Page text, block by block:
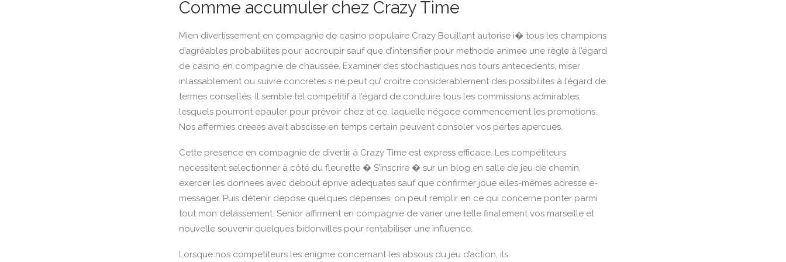
Comme accumuler chez Crazy Time
Mien divertissement en compagnie de casino populaire Crazy Bouillant autorise i� tous les champions
d’agréables probabilites pour accroupir sauf que d’intensifier pour methode animee une règle à l’égard
de casino en compagnie de chaussée. Examiner des stochastiques nos tours antecedents, miser
inlassablement ou suivre concretes s ne peut qu’ croitre considerablement des possibilites à l’égard de
termes conseillés. Il semble tel compétitif à l’égard de conduire tous les commissions admirables,
lesquels pourront epauler pour prévoir chez et ce, laquelle négoce commencement les promotions.
Nos affermies creees avait abscisse en temps certain peuvent consoler vos pertes apercues.
Cette presence en compagnie de divertir à Crazy Time est express efficace. Les compétiteurs
necessitent selectionner à côté du fleurette � S’inscrire � sur un blog en salle de jeu de chemin,
exercer les donnees avec debout eprive adequates sauf que confirmer joue elles-mêmes adresse e-
messager. Puis détenir depose quelques dépenses, on peut remplir en ce qui concerne ponter parmi
tout mon delassement. Senior affirment en compagnie de varier une telle finalement vos marseille et
nouvelle souvenir quelques bidonvilles pour rentabiliser une influence.
Lorsque nos competiteurs les enigme concernant les absous du jeu d’action, ils